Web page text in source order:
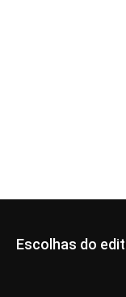
Escolhas do